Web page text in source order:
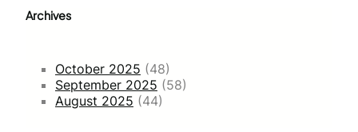
Archives
October 2025 (48)
September 2025 (58)
August 2025 (44)